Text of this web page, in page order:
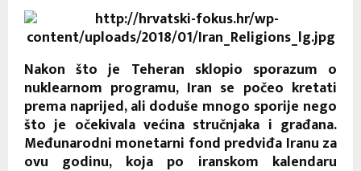
Nakon što je Teheran sklopio sporazum o
nuklearnom programu, Iran se počeo kretati
prema naprijed, ali doduše mnogo sporije nego
što je očekivala većina stručnjaka i građana.
Međunarodni monetarni fond predviđa Iranu za
ovu godinu, koja po iranskom kalendaru